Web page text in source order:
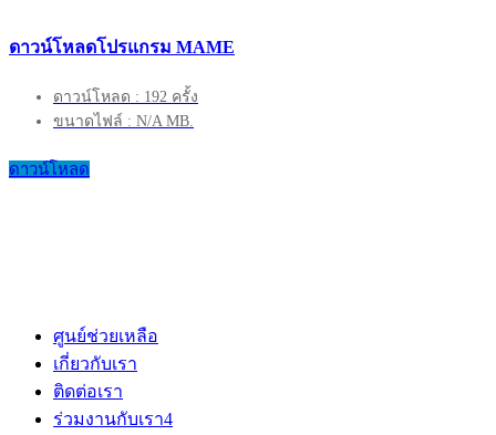
ดาวน์โหลดโปรแกรม MAME
ดาวน์โหลด : 192 ครั้ง
ขนาดไฟล์ : N/A MB.
ดาวน์โหลด
ศูนย์ช่วยเหลือ
เกี่ยวกับเรา
ติดต่อเรา
ร่วมงานกับเรา4